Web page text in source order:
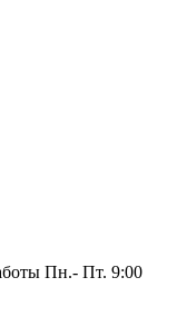
Пн.- Пт. 9:00